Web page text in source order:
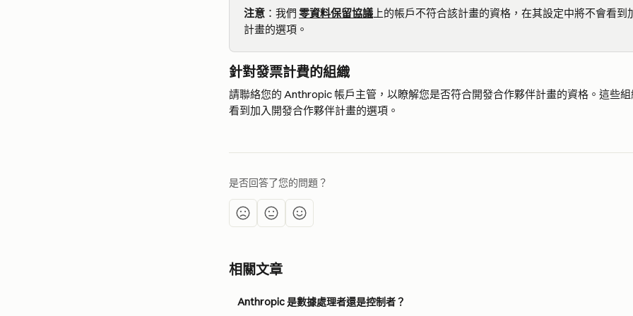
注意 ：我們 零資料保留協議上的帳戶不符合該計畫的資格，在其設定中將不會看到
計畫的選項。
針對發票計費的組織
請聯絡您的 Anthropic 帳戶主管，以瞭解您是否符合開發合作夥伴計畫的資格。這些
看到加入開發合作夥伴計畫的選項。
是否回答了您的問題？
相關文章
Anthropic 是數據處理者還是控制者？